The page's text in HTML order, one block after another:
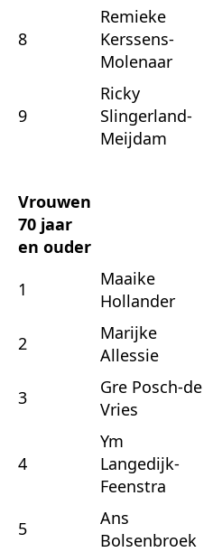
8
Remieke
Kerssens-
Molenaar
9
Ricky
Slingerland-
Meijdam
Vrouwen
70 jaar
en ouder
1
Maaike
Hollander
2
Marijke
Allessie
3
Gre Posch-de
Vries
4
Ym
Langedijk-
Feenstra
5
Ans
Bolsenbroek